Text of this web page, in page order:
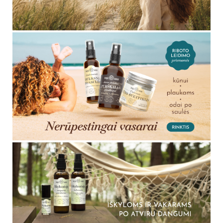
pirmiausia išbandyti nedideliame odos plote. Priemones
laikykite taip, kaip nurodyta ant pakuotės, saugokite nuo
tiesioginės saulės ir nenaudokite pasibaigus jų galiojimo
laikui.
Dažniausiai užduodami klausimai
Kokios priemonės reikalingos kasdienei
veido priežiūrai?
Paprastos kasdienės rutinos pagrindą sudaro švelni valymo
priemonė, odai tinkamas drėkinamasis kremas ir SPF dieną.
Hidrolatas, serumas ar augalinis aliejus gali būti naudojami
atsižvelgiant į odos poreikius.
Kokia tvarka naudoti veido priežiūros
priemones?
Dažniausiai pirmiausia oda nuvaloma, tada naudojamas